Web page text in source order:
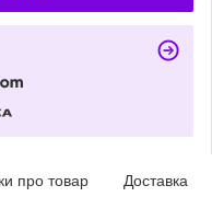
про товар Доставка